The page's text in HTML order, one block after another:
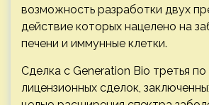
возможность разработки двух
действие которых нацелено на
печени и иммунные клетки.
Сделка с Generation Bio третья
лицензионных сделок,